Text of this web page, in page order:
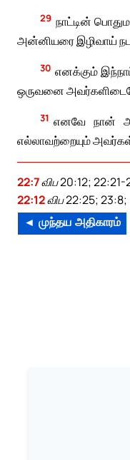
29 நாட்டின்
அன்னியரை இழிவாய்
30 எனக்கும்
ஒருவனை
31 எனவே நான்
எல்லாவற்றையும்
22:7விப 20:12;
22:12விப 22:25;
◄ முந்தய அதிகாரம்